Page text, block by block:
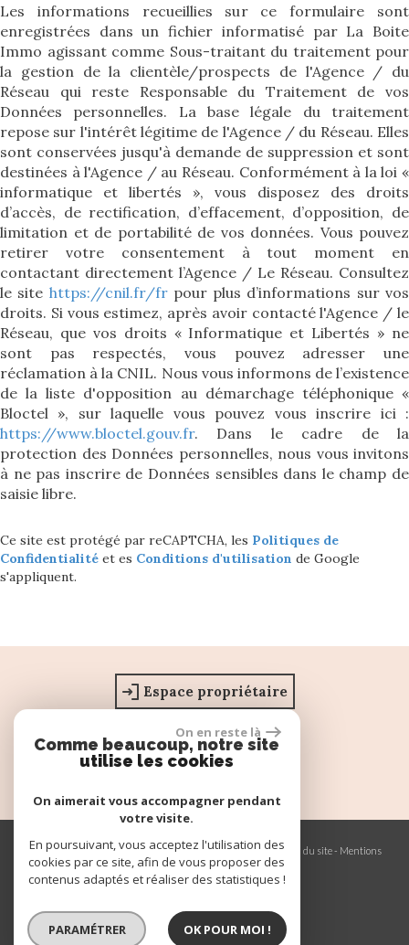
Les informations recueillies sur ce formulaire sont
enregistrées dans un fichier informatisé par La Boite
Immo agissant comme Sous-traitant du traitement pour
la gestion de la clientèle/prospects de l'Agence / du
Réseau qui reste Responsable du Traitement de vos
Données personnelles. La base légale du traitement
repose sur l'intérêt légitime de l'Agence / du Réseau. Elles
sont conservées jusqu'à demande de suppression et sont
destinées à l'Agence / au Réseau. Conformément à la loi «
informatique et libertés », vous disposez des droits
d’accès, de rectification, d’effacement, d’opposition, de
limitation et de portabilité de vos données. Vous pouvez
retirer votre consentement à tout moment en
contactant directement l’Agence / Le Réseau. Consultez
le site https://cnil.fr/frpour plus d’informations sur vos
droits. Si vous estimez, après avoir contacté l'Agence / le
Réseau, que vos droits « Informatique et Libertés » ne
sont pas respectés, vous pouvez adresser une
réclamation à la CNIL. Nous vous informons de l’existence
de la liste d'opposition au démarchage téléphonique «
Bloctel », sur laquelle vous pouvez vous inscrire ici :
https://www.bloctel.gouv.fr. Dans le cadre de la
protection des Données personnelles, nous vous invitons
à ne pas inscrire de Données sensibles dans le champ de
saisie libre.
Ce site est protégé par reCAPTCHA, les Politiques de
Confidentialité et es Conditions d'utilisation de Google
s'appliquent.
Espace propriétaire
© 2026 | Tous droits réservés | Traduction powered by Google -Plan du site- Mentions
légales-Nos honoraires-Partenaires-Admin-Politique RGPD
On en reste là
Comme beaucoup, notre site
utilise les cookies
On aimerait vous accompagner pendant
votre visite.
En poursuivant, vous acceptez l'utilisation des
cookies par ce site, afin de vous proposer des
contenus adaptés et réaliser des statistiques !
PARAMÉTRER OK POUR MOI !